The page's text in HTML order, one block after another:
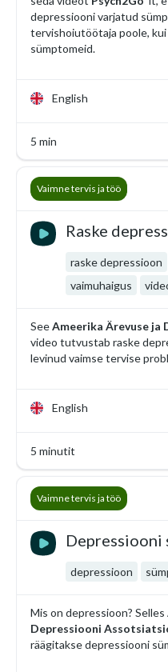
depressiooni varjatud
tervishoiutöötaja poole, kui
sümptomeid.
English
5 min
Raske
raske depressioon
vaimuhaigus
SeeAmeerika Ärevuse
video tutvustab raske
levinud vaimse tervise
English
5 minutit
Vaimne tervis ja töö
Depressiooni
depressioon
Mis on depressioon? Selles
Depressiooni
räägitakse depressiooni
Vaimne tervis ja töö